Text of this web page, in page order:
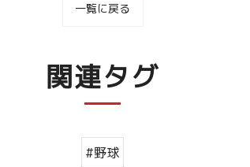
一覧に戻る
関連タグ
#野球